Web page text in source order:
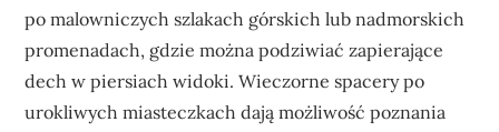
po malowniczych szlakach górskich lub nadmorskich
promenadach, gdzie można podziwiać zapierające
dech w piersiach widoki. Wieczorne spacery po
urokliwych miasteczkach dają możliwość poznania